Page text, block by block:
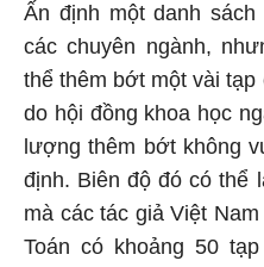
Ấn định một danh
các chuyên ngành,
thể thêm bớt một vài
do hội đồng khoa học
lượng thêm bớt không
định. Biên độ đó có thể
mà các tác giả Việt
Toán có khoảng 50